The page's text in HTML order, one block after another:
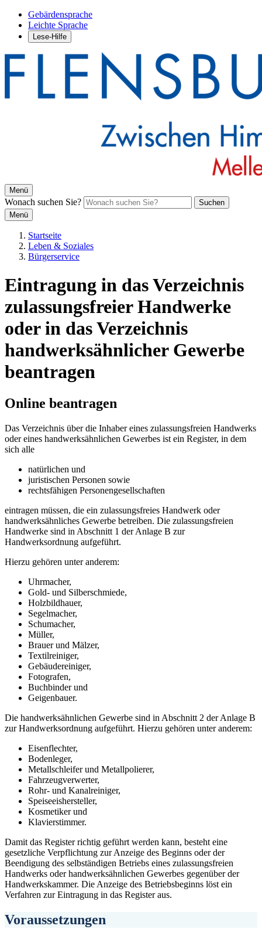
Gebärdensprache
Leichte Sprache
Lese-Hilfe
Menü
Wonach suchen Sie?
Suchen
Menü
Startseite
Leben & Soziales
Bürgerservice
Eintragung in das Verzeichnis
zulassungsfreier Handwerke
oder in das Verzeichnis
handwerksähnlicher Gewerbe
beantragen
Online beantragen
Das Verzeichnis über die Inhaber eines zulassungsfreien Handwerks
oder eines handwerksähnlichen Gewerbes ist ein Register, in dem
sich alle
natürlichen und
juristischen Personen sowie
rechtsfähigen Personengesellschaften
eintragen müssen, die ein zulassungsfreies Handwerk oder
handwerksähnliches Gewerbe betreiben. Die zulassungsfreien
Handwerke sind in Abschnitt 1 der Anlage B zur
Handwerksordnung aufgeführt.
Hierzu gehören unter anderem:
Uhrmacher,
Gold- und Silberschmiede,
Holzbildhauer,
Segelmacher,
Schumacher,
Müller,
Brauer und Mälzer,
Textilreiniger,
Gebäudereiniger,
Fotografen,
Buchbinder und
Geigenbauer.
Die handwerksähnlichen Gewerbe sind in Abschnitt 2 der Anlage B
zur Handwerksordnung aufgeführt. Hierzu gehören unter anderem:
Eisenflechter,
Bodenleger,
Metallschleifer und Metallpolierer,
Fahrzeugverwerter,
Rohr- und Kanalreiniger,
Speiseeishersteller,
Kosmetiker und
Klavierstimmer.
Damit das Register richtig geführt werden kann, besteht eine
gesetzliche Verpflichtung zur Anzeige des Beginns oder der
Beendigung des selbständigen Betriebs eines zulassungsfreien
Handwerks oder handwerksähnlichen Gewerbes gegenüber der
Handwerkskammer. Die Anzeige des Betriebsbeginns löst ein
Verfahren zur Eintragung in das Register aus.
Voraussetzungen